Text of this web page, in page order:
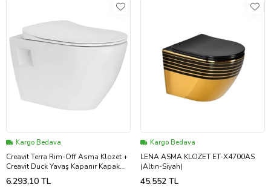
Kargo Bedava
Creavit Terra Rim-Off Asma Klozet +
Creavit Duck Yavaş Kapanır Kapak
(Beyaz)
6.293,10 TL
Kargo Bedava
LENA ASMA KLOZET ET-X4700AS
(Altın-Siyah)
45.552 TL